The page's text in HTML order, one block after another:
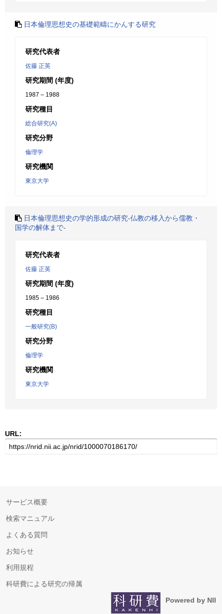
日本倫理思想史の基礎範疇にかんする研究
研究代表者
佐藤 正英
研究期間 (年度)
1987 – 1988
研究種目
総合研究(A)
研究分野
倫理学
研究機関
東京大学
日本倫理思想史の学的形成の研究-仏教の移入から儒教・
国学の解体まで-
研究代表者
佐藤 正英
研究期間 (年度)
1985 – 1986
研究種目
一般研究(B)
研究分野
倫理学
研究機関
東京大学
URL:
サービス概要
検索マニュアル
よくある質問
お知らせ
利用規程
科研費による研究の帰属
Powered by NII